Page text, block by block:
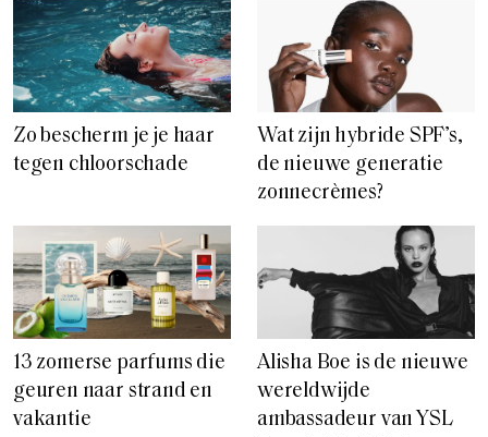
Zo bescherm je je haar
tegen chloorschade
Wat zijn hybride SPF’s,
de nieuwe generatie
zonnecrèmes?
13 zomerse parfums die
geuren naar strand en
vakantie
Alisha Boe is de nieuwe
wereldwijde
ambassadeur van YSL